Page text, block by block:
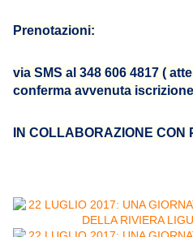
Prenotazioni:
via SMS al 348 606 4817 (
conferma avvenuta
IN COLLABORAZIONE CON